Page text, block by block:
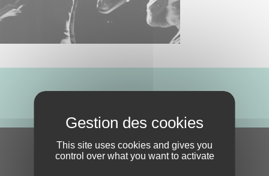
S'ABONNER À LA NEWSLETTER
This site uses cookies and gives you
control over what you want to activate